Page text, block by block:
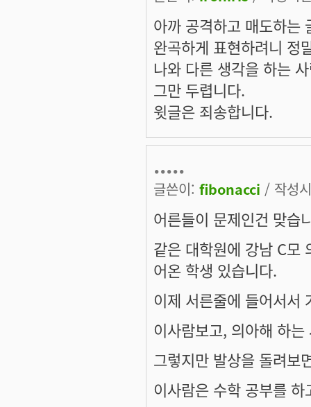
아까 공격하고 매도하는
완곡하게 표현하려니 정
나와 다른 생각을 하는
그만 두렵니다.
윗글은 죄송합니다.
.....
글쓴이: fibonacci / 작성
어른들이 문제인건 맞습
같은 대학원에 강남 C모
어온 학생 있습니다.
이제 서른줄에 들어서서
이사람보고, 의아해 하
그렇지만 발상을 돌려보
이사람은 수학 공부를